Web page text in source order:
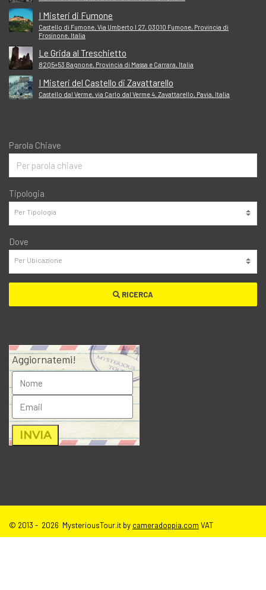
I Misteri di Fumone
Castello di Fumone, Via Umberto I 27, 03010 Fumone, Provincia di
Frosinone, Italia
Le Grida al Treschietto
82Q5+53 Bagnone, Provincia di Massa e Carrara, Italia
I Misteri del Castello di Zavattarello
Castello dal Verme, via Carlo dal Verme 4, Zavattarello, Pavia, Italia
Parola Chiave
Tipologia
Dove
RICERCA
Aggiornatemi!
© 2013 - 2026 MysteriousTour.it by cameradoppia.com VAT